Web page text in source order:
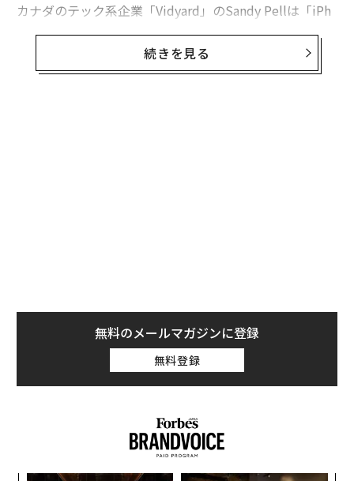
カナダのテック系企業「Vidyard」のSandy Pellは「iPh
one 6のバッテリーを35ドルで変えてもらったところ、
かなり速くなった」と語る。
続きを見る
無料のメールマガジンに登録
無料登録